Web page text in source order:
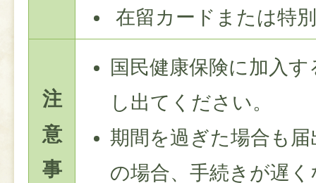
在留カードまたは特
注
意
事
国民健康保険に加入
し出てください。
期間を過ぎた場合も
の場合、手続きが遅